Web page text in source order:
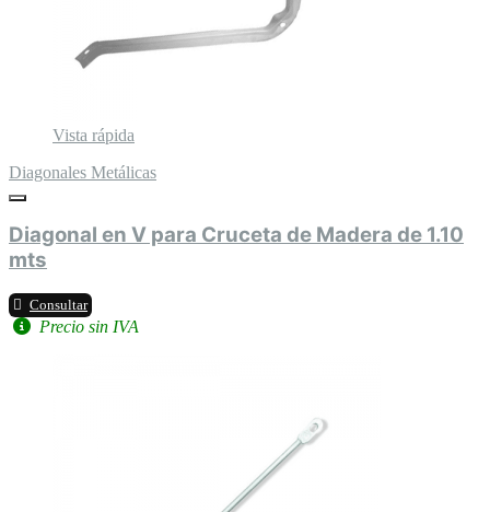
Vista rápida
Diagonales Metálicas
Diagonal en V para Cruceta de Madera de 1.10
mts
Consultar
Precio sin IVA